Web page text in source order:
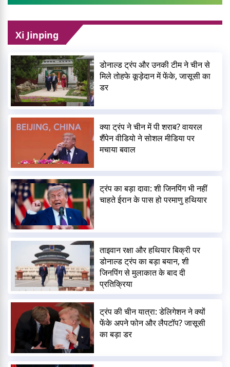
Xi Jinping
डोनाल्ड ट्रंप और उनकी टीम ने चीन से
मिले तोहफे कूड़ेदान में फेंके, जासूसी का
डर
क्या ट्रंप ने चीन में पी शराब? वायरल
शैंपेन वीडियो ने सोशल मीडिया पर
मचाया बवाल
ट्रंप का बड़ा दावा: शी जिनपिंग भी नहीं
चाहते ईरान के पास हो परमाणु हथियार
ताइवान रक्षा और हथियार बिक्री पर
डोनाल्ड ट्रंप का बड़ा बयान, शी
जिनपिंग से मुलाकात के बाद दी
प्रतिक्रिया
ट्रंप की चीन यात्रा: डेलिगेशन ने क्यों
फेंके अपने फोन और लैपटॉप? जासूसी
का बड़ा डर